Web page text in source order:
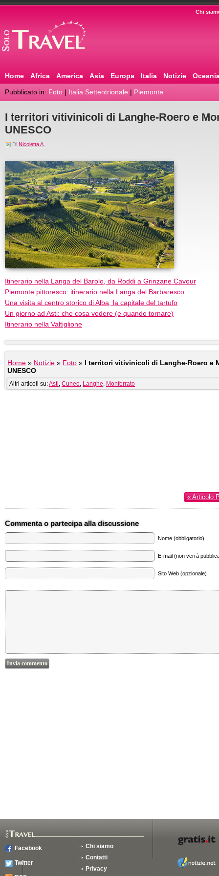
Chi
Home Africa America Asia Europa Italia Notizie
Pubblicato in: Foto | Italia Settentrionale | Piemonte
I territori vitivinicoli di Langhe-Roero e
UNESCO
Di Nicoletta A.
Itinerario nella Langa del Barolo, da Roddi a Grinzane Cavour
Piemonte pittoresco: itinerario nella Langa del Barbaresco
Una visita al centro storico di Alba, la capitale del tartufo
Un giorno ad Asti: che cosa vedere (e quando tornare)
Itinerario nella Valtiglione
Home » Notizie » Foto » I territori vitivinicoli di Langhe-Roero e
UNESCO
Altri articoli su:Asti, Cuneo, Langhe, Monferrato
« Articolo
Commenta o partecipa alla discussione
Nome (obbligatorio)
E-mail (non verrà
Sito Web (opzionale)
Facebook
Twitter
Chi siamo
Contatti
Privacy